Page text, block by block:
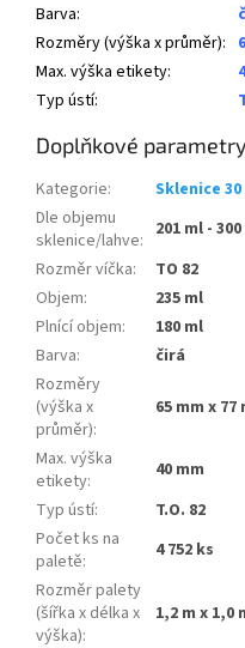
Barva:
Rozměry (výška x průměr):
Max. výška etikety:
Typ ústí:
Doplňkové parametry
Kategorie:
Sklenice
Dle objemu
sklenice/lahve: 201 ml -
Rozměr víčka:
TO 82
Objem:
235 ml
Plnící objem:
180 ml
Barva:
čirá
Rozměry
(výška x
průměr):
65 mm x 77
Max. výška
etikety:
40 mm
Typ ústí:
T.O. 82
Počet ks na
paletě:
4 752 ks
Rozměr palety
(šířka x délka x
výška):
1,2 m x 1,0